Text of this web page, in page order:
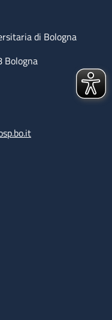
di Bologna
Bologna